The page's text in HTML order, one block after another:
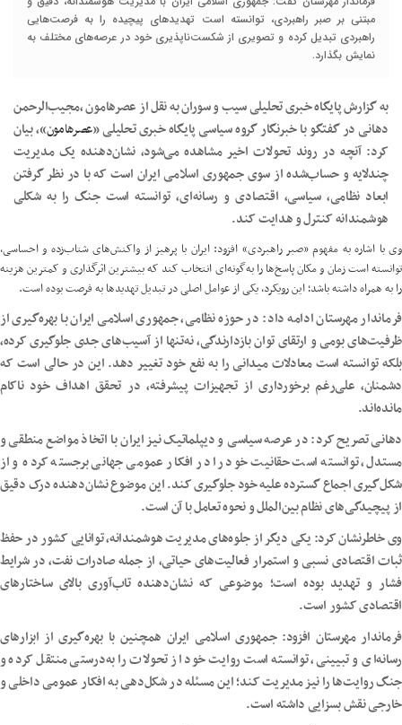
مبتنی بر صبر راهبردی، توانسته است تهدیدهای پیچیده را به فرصت‌هایی
راهبردی تبدیل کرده و تصویری از شکست‌ناپذیری خود در عرصه‌های مختلف به
نمایش بگذارد.
به گزارش پایگاه خبری تحلیلی سیب و سوران به نقل از عصرهامون ،مجیب‌الرحمن
دهانی در گفتگو با خبرنگار گروه سیاسی پایگاه خبری تحلیلی «عصرهامون»، بیان
کرد: آنچه در روند تحولات اخیر مشاهده می‌شود، نشان‌دهنده یک مدیریت
چندلایه و حساب‌شده از سوی جمهوری اسلامی ایران است که با در نظر گرفتن
ابعاد نظامی، سیاسی، اقتصادی و رسانه‌ای، توانسته است جنگ را به شکلی
هوشمندانه کنترل و هدایت کند.
وی با اشاره به مفهوم «صبر راهبردی» افزود: ایران با پرهیز از واکنش‌های شتاب‌زده و احساسی،
توانسته است زمان و مکان پاسخ‌ها را به‌گونه‌ای انتخاب کند که بیشترین اثرگذاری و کمترین هزینه
را به همراه داشته باشد؛ این رویکرد، یکی از عوامل اصلی در تبدیل تهدیدها به فرصت بوده است.
فرماندار مهرستان ادامه داد: در حوزه نظامی، جمهوری اسلامی ایران با بهره‌گیری از
ظرفیت‌های بومی و ارتقای توان بازدارندگی، نه‌تنها از آسیب‌های جدی جلوگیری کرده،
بلکه توانسته است معادلات میدانی را به نفع خود تغییر دهد. این در حالی است که
دشمنان، علی‌رغم برخورداری از تجهیزات پیشرفته، در تحقق اهداف خود ناکام
مانده‌اند.
دهانی تصریح کرد: در عرصه سیاسی و دیپلماتیک نیز ایران با اتخاذ مواضع منطقی و
مستدل، توانسته است حقانیت خود را در افکار عمومی جهانی برجسته کرده و از
شکل‌گیری اجماع گسترده علیه خود جلوگیری کند. این موضوع نشان‌دهنده درک دقیق
از پیچیدگی‌های نظام بین‌الملل و نحوه تعامل با آن است.
وی خاطرنشان کرد: یکی دیگر از جلوه‌های مدیریت هوشمندانه، توانایی کشور در حفظ
ثبات اقتصادی نسبی و استمرار فعالیت‌های حیاتی، از جمله صادرات نفت، در شرایط
فشار و تهدید بوده است؛ موضوعی که نشان‌دهنده تاب‌آوری بالای ساختارهای
اقتصادی کشور است.
فرماندار مهرستان افزود: جمهوری اسلامی ایران همچنین با بهره‌گیری از ابزارهای
رسانه‌ای و تبیینی، توانسته است روایت خود از تحولات را به‌درستی منتقل کرده و
جنگ روایت‌ها را نیز مدیریت کند؛ این مسئله در شکل‌دهی به افکار عمومی داخلی و
خارجی نقش بسزایی داشته است.